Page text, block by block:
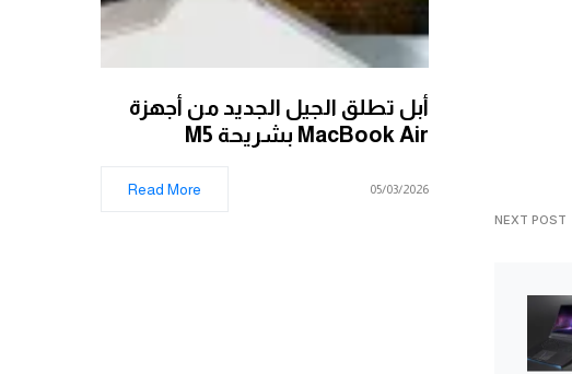
NEXT POST
أبل تطلق الجيل الجديد من أجهزة
MacBook Air بشريحة M5
05/03/2026
Read More